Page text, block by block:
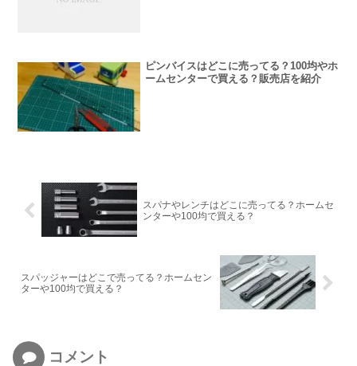
ピンバイスはどこに売ってる？100均やホ
ームセンターで買える？販売店を紹介
スパナやレンチはどこに売ってる？ホームセ
ンターや100均で買える？
スパッジャーはどこで売ってる？ホームセン
ターや100均で買える？
コメント